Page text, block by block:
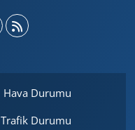
Hava Durumu
Trafik Durumu